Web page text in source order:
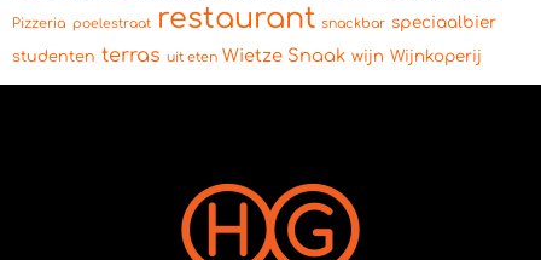
Pizzeria poelestraat restaurant snackbar speciaalbier
studenten terras uit eten Wietze Snaak wijn Wijnkoperij